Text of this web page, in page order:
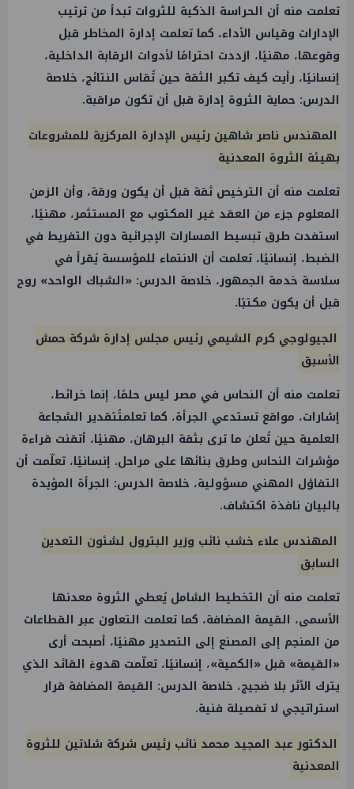
تعلمت منه أن الحراسة الذكية للثروات تبدأ من ترتيب
الإدارات وقياس الأداء، كما تعلمت إدارة المخاطر قبل
وقوعها، مهنيًا، ازددت احترامًا لأدوات الرقابة الداخلية،
إنسانيًا، رأيت كيف تكبر الثقة حين تُقاس النتائج، خلاصة
الدرس: حماية الثروة إدارة قبل أن تكون مراقبة.
المهندس ناصر شاهين رئيس الإدارة المركزية للمشروعات
بهيئة الثروة المعدنية
تعلمت منه أن الترخيص ثقة قبل أن يكون ورقة، وأن الزمن
المعلوم جزء من العقد غير المكتوب مع المستثمر، مهنيًا،
استفدت طرق تبسيط المسارات الإجرائية دون التفريط في
الضبط، إنسانيًا، تعلمت أن الانتماء للمؤسسة يُقرأ في
سلاسة خدمة الجمهور، خلاصة الدرس: «الشباك الواحد» روح
قبل أن يكون مكتبًا.
الجيولوجي كرم الشيمي رئيس مجلس إدارة شركة حمش
الأسبق
تعلمت منه أن النحاس في مصر ليس حلمًا، إنما خرائط،
إشارات، مواقع تستدعي الجرأة، كما تعلمتُتقدير الشجاعة
العلمية حين تُعلن ما ترى بثقة البرهان، مهنيًا، أتقنت قراءة
مؤشرات النحاس وطرق بنائها على مراحل. إنسانيًا، تعلّمت أن
التفاؤل المهني مسؤولية، خلاصة الدرس: الجرأة المؤيدة
بالبيان نافذة اكتشاف.
المهندس علاء خشب نائب وزير البترول لشئون التعدين
السابق
تعلمت منه أن التخطيط الشامل يُعطي الثروة معدنها
الأسمى، القيمة المضافة، كما تعلمت التعاون عبر القطاعات
من المنجم إلى المصنع إلى التصدير مهنيًا، أصبحت أرى
«القيمة» قبل «الكمية»، إنسانيًا، تعلّمت هدوءَ القائد الذي
يترك الأثر بلا ضجيج، خلاصة الدرس: القيمة المضافة قرار
استراتيجي لا تفصيلة فنية.
الدكتور عبد المجيد محمد نائب رئيس شركة شلاتين للثروة
المعدنية